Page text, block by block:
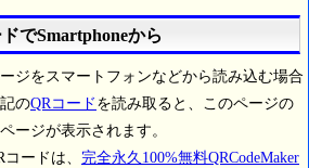
でSmartphoneから
ジをスマートフォンなどから読み込む場合
のQRコード を読み取ると、このページの
ージが表示されます。
コードは、 完全永久100%無料QRCodeMaker